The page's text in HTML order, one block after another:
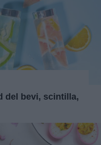
del bevi, scintilla,